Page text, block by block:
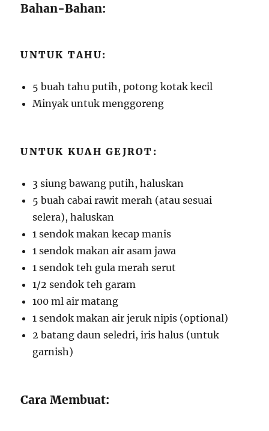
Bahan-Bahan:
UNTUK TAHU:
5 buah tahu putih, potong kotak kecil
Minyak untuk menggoreng
UNTUK KUAH GEJROT:
3 siung bawang putih, haluskan
5 buah cabai rawit merah (atau sesuai
selera), haluskan
1 sendok makan kecap manis
1 sendok makan air asam jawa
1 sendok teh gula merah serut
1/2 sendok teh garam
100 ml air matang
1 sendok makan air jeruk nipis (optional)
2 batang daun seledri, iris halus (untuk
garnish)
Cara Membuat: